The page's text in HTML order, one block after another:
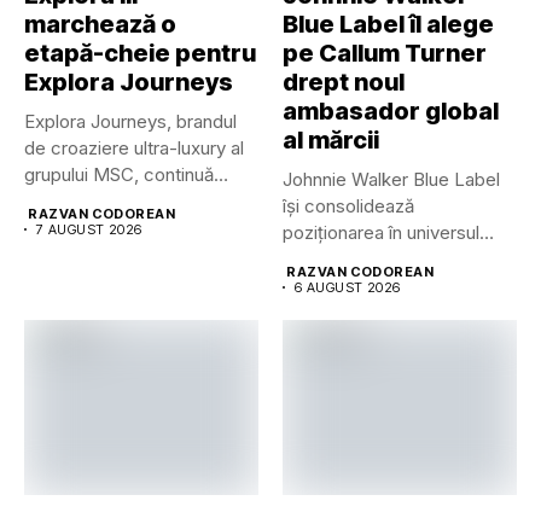
marchează o
etapă-cheie pentru
Explora Journeys
Explora Journeys, brandul
de croaziere ultra-luxury al
grupului MSC, continuă
RAZVAN CODOREAN
7 AUGUST 2026
Blue Label îl alege
pe Callum Turner
drept noul
ambasador global
al mărcii
Johnnie Walker Blue Label
își consolidează
poziționarea în universul
RAZVAN CODOREAN
6 AUGUST 2026